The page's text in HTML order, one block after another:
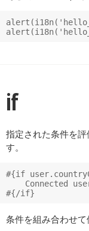
if
指定された条件を
す。
#{if
Connected
条件を組み合わせ